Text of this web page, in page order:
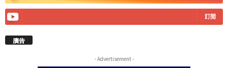
訂閱
廣告
- Advertisement -